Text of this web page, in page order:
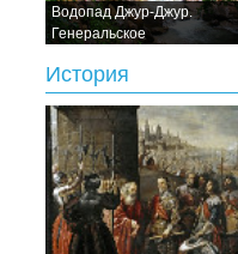
Водопад Джур-Джур.
Генеральское
История